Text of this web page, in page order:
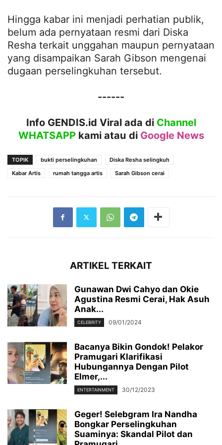
Hingga kabar ini menjadi perhatian publik,
belum ada pernyataan resmi dari Diska
Resha terkait unggahan maupun pernyataan
yang disampaikan Sarah Gibson mengenai
dugaan perselingkuhan tersebut.
------
Info GENDIS.id Viral ada di Channel
WHATSAPPkami atau di Google News
TOPIK bukti perselingkuhan
Diska Resha selingkuh
Kabar Artis
rumah tangga artis Sarah Gibson cerai
ARTIKEL TERKAIT
Gunawan Dwi Cahyo dan Okie
Agustina Resmi Cerai, Hak Asuh
Anak...
CELEBRITY 09/01/2024
Bacanya Bikin Gondok! Pelakor
Pramugari Klarifikasi
Hubungannya Dengan Pilot
Elmer,...
ENTERTAINMENT 30/12/2023
Geger! Selebgram Ira Nandha
Bongkar Perselingkuhan
Suaminya: Skandal Pilot dan